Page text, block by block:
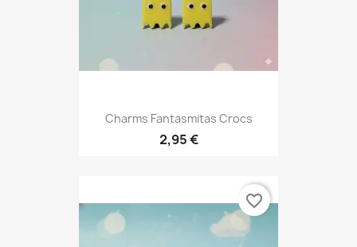
Charms Fantasmitas Crocs
2,95 €
favorite_border